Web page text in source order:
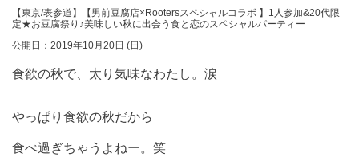
【東京/表参道】【男前豆腐店×Rootersスペシャルコラボ 】1人参加&20代限
定★お豆腐祭り♪美味しい秋に出会う食と恋のスペシャルパーティー
公開日：2019年10月20日 (日)
食欲の秋で、太り気味なわたし。涙
やっぱり食欲の秋だから
食べ過ぎちゃうよねー。笑